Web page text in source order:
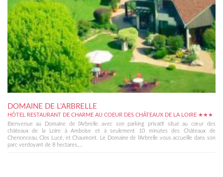
DOMAINE DE L’ARBRELLE
HÔTEL RESTAURANT DE CHARME AU COEUR DES CHÂTEAUX DE LA LOIRE ★★★
Bienvenue au Domaine de l'Arbrelle avec son parking privatif situé au cœur des
châteaux de la Loire à Amboise et à seulement 10 minutes des Châteaux de
Chenonceau, Clos Lucé, et Chaumont. Le Domaine de l'Arbrelle vous accueille dans son
parc verdoyant de 8 hectares,...